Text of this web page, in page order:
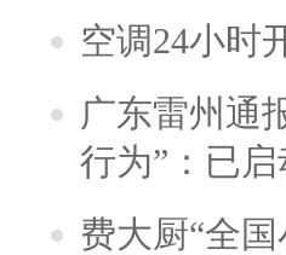
空调24小时
广东雷州通
行为”：已
费大厨“全